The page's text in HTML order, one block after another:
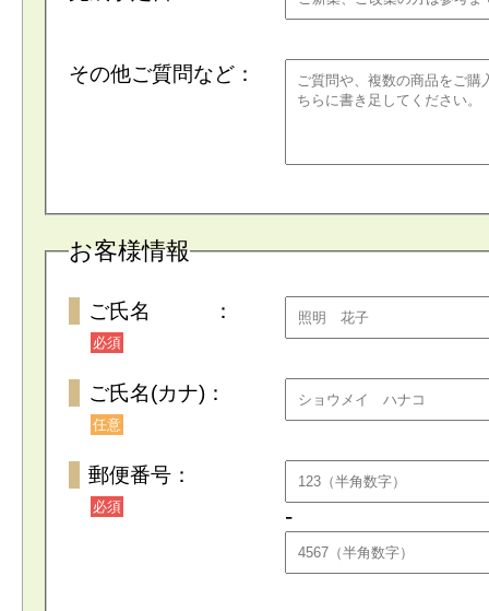
その他ご質問など：
お客様情報
ご氏名 ：
必須
ご氏名(カナ)：
任意
郵便番号：
必須 -